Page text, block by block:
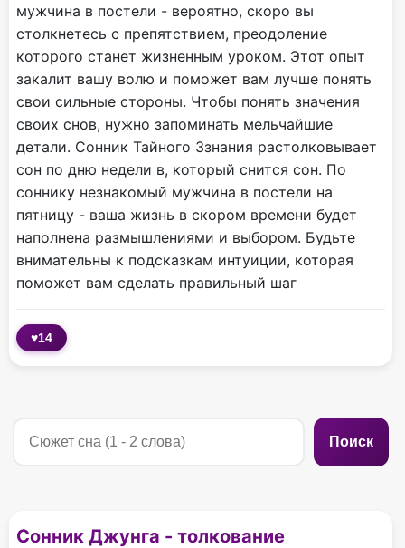
мужчина в постели - вероятно, скоро вы
столкнетесь с препятствием, преодоление
которого станет жизненным уроком. Этот опыт
закалит вашу волю и поможет вам лучше понять
свои сильные стороны. Чтобы понять значения
своих снов, нужно запоминать мельчайшие
детали. Сонник Тайного Ззнания растолковывает
сон по дню недели в, который снится сон. По
соннику незнакомый мужчина в постели на
пятницу - ваша жизнь в скором времени будет
наполнена размышлениями и выбором. Будьте
внимательны к подсказкам интуиции, которая
поможет вам сделать правильный шаг
♥14
Поиск
Сонник Джунга - толкование